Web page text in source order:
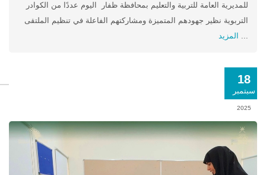
للمديرية العامة للتربية والتعليم بمحافظة ظفار اليوم عددًا من الكوادر
التربوية نظير جهودهم المتميزة ومشاركتهم الفاعلة في تنظيم الملتقى
... المزيد
18
سبتمبر
2025